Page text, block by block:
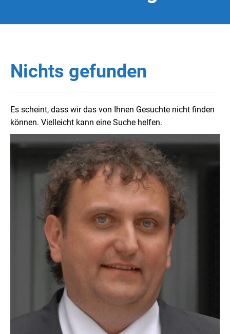
Nichts gefunden
Es scheint, dass wir das von Ihnen Gesuchte nicht finden
können. Vielleicht kann eine Suche helfen.